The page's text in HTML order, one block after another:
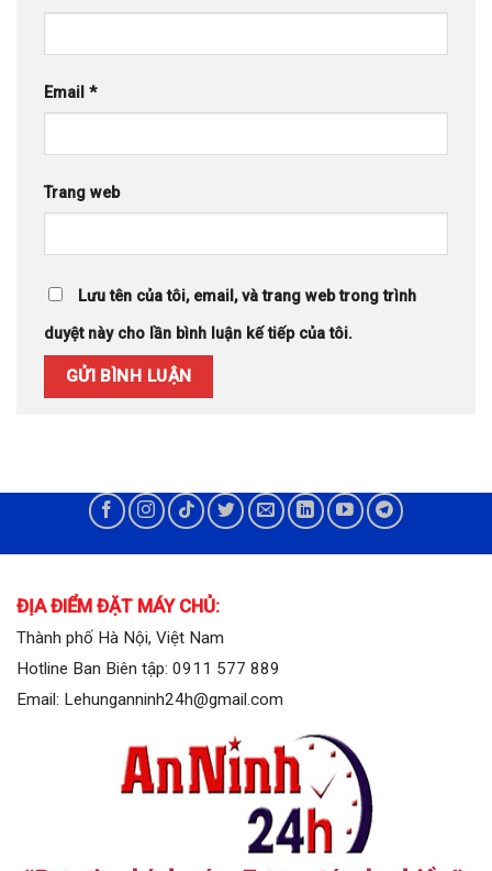
Email *
Trang web
Lưu tên của tôi, email, và trang web trong trình
duyệt này cho lần bình luận kế tiếp của tôi.
ĐỊA ĐIỂM ĐẶT MÁY CHỦ:
Thành phố Hà Nội, Việt Nam
Hotline Ban Biên tập: 0911 577 889
Email: Lehunganninh24h@gmail.com